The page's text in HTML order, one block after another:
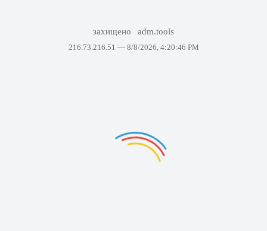
захищено adm.tools
216.73.216.51 — 8/8/2026, 4:20:46 PM